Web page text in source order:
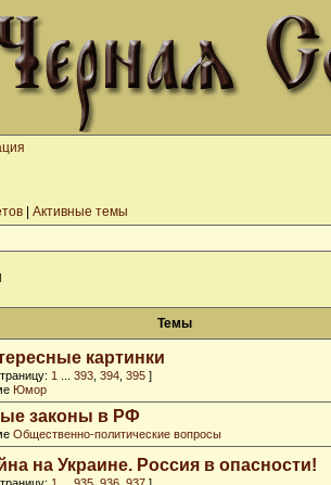
Активные темы
Темы
картинки
1 393 394 395 ]
Юмор
законы в РФ
Общественно-политические вопросы
на Украине. Россия в опасности!